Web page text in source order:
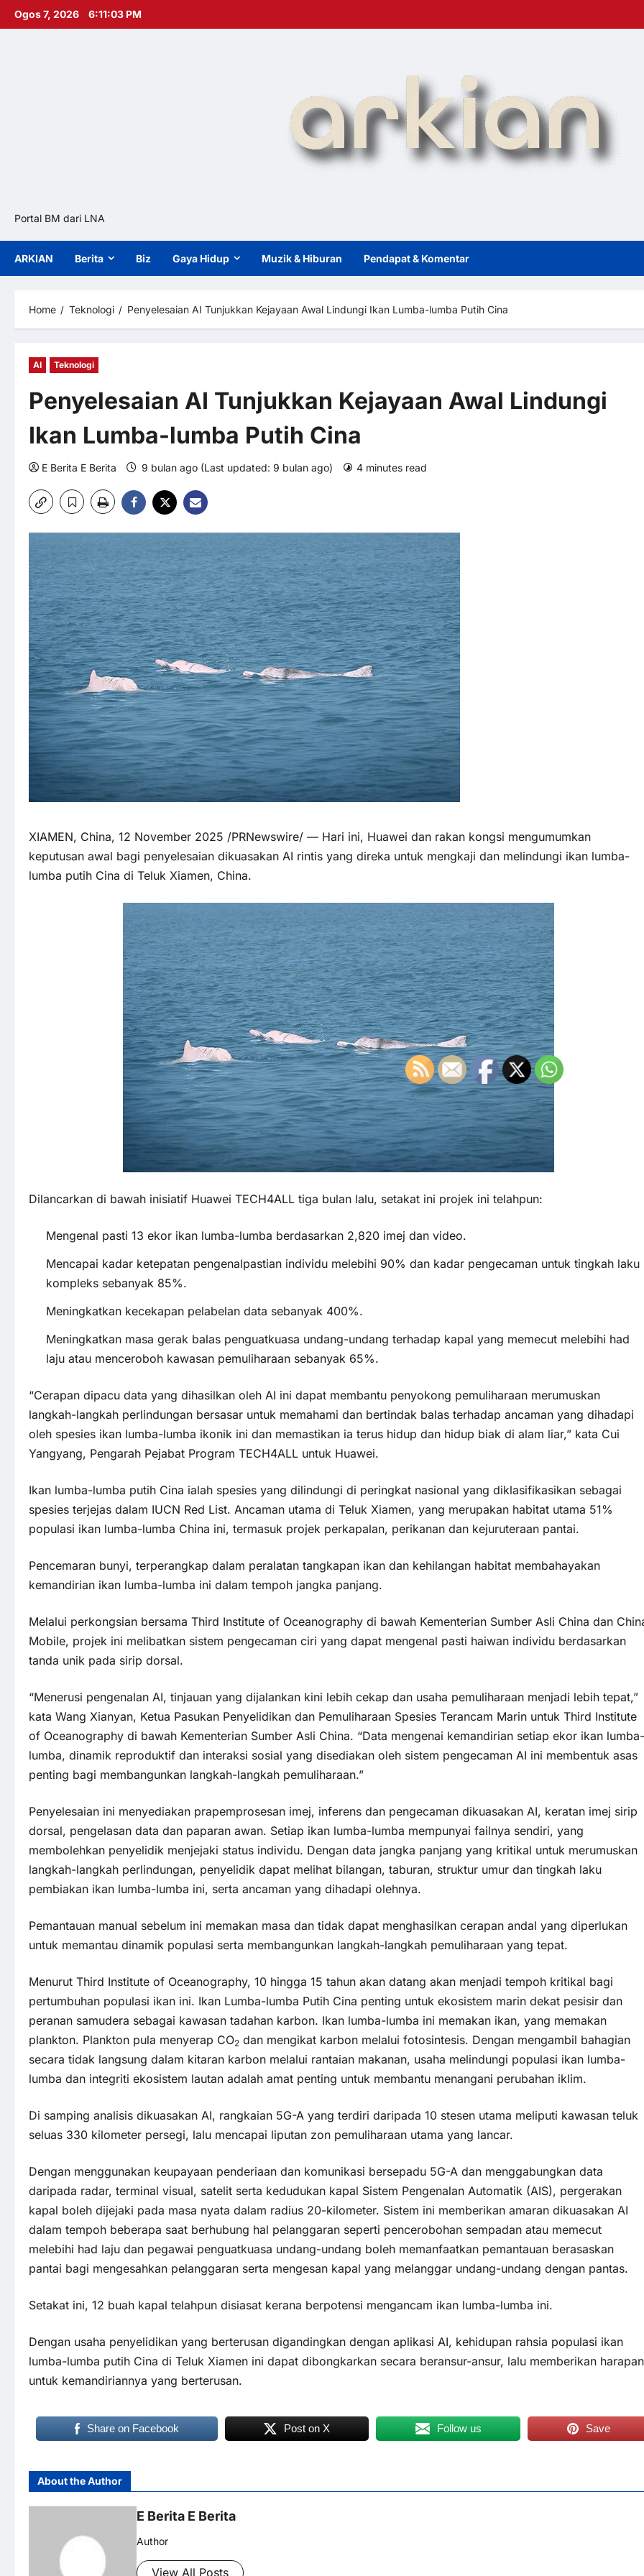
Skip
Ogos 7, 2026 6:11:04 PM
Portal BM dari LNA
ARKIAN Berita Biz Gaya Hidup Muzik & Hiburan Pendapat & Komentar
Home Teknologi Penyelesaian AI Tunjukkan Kejayaan Awal Lindungi Ikan Lumba-lumba Putih Cina
AI Teknologi
Penyelesaian AI Tunjukkan Kejayaan Awal Lindungi
Ikan Lumba-lumba Putih Cina
E Berita E Berita 9 bulan ago (Last updated: 9 bulan ago) 4 minutes read
XIAMEN, China, 12 November 2025 /PRNewswire/ — Hari ini, Huawei dan rakan kongsi mengumumkan
keputusan awal bagi penyelesaian dikuasakan AI rintis yang direka untuk mengkaji dan melindungi ikan lumba-
lumba putih Cina di Teluk Xiamen, China.
Dilancarkan di bawah inisiatif Huawei TECH4ALL tiga bulan lalu, setakat ini projek ini telahpun:
Mengenal pasti 13 ekor ikan lumba-lumba berdasarkan 2,820 imej dan video.
Mencapai kadar ketepatan pengenalpastian individu melebihi 90% dan kadar pengecaman untuk tingkah laku
kompleks sebanyak 85%.
Meningkatkan kecekapan pelabelan data sebanyak 400%.
Meningkatkan masa gerak balas penguatkuasa undang-undang terhadap kapal yang memecut melebihi had
laju atau menceroboh kawasan pemuliharaan sebanyak 65%.
“Cerapan dipacu data yang dihasilkan oleh AI ini dapat membantu penyokong pemuliharaan merumuskan
langkah-langkah perlindungan bersasar untuk memahami dan bertindak balas terhadap ancaman yang dihadapi
oleh spesies ikan lumba-lumba ikonik ini dan memastikan ia terus hidup dan hidup biak di alam liar,” kata Cui
Yangyang, Pengarah Pejabat Program TECH4ALL untuk Huawei.
Ikan lumba-lumba putih Cina ialah spesies yang dilindungi di peringkat nasional yang diklasifikasikan sebagai
spesies terjejas dalam IUCN Red List. Ancaman utama di Teluk Xiamen, yang merupakan habitat utama 51%
populasi ikan lumba-lumba China ini, termasuk projek perkapalan, perikanan dan kejuruteraan pantai.
Pencemaran bunyi, terperangkap dalam peralatan tangkapan ikan dan kehilangan habitat membahayakan
kemandirian ikan lumba-lumba ini dalam tempoh jangka panjang.
Melalui perkongsian bersama Third Institute of Oceanography di bawah Kementerian Sumber Asli China dan
Mobile, projek ini melibatkan sistem pengecaman ciri yang dapat mengenal pasti haiwan individu berdasarkan
tanda unik pada sirip dorsal.
“Menerusi pengenalan AI, tinjauan yang dijalankan kini lebih cekap dan usaha pemuliharaan menjadi lebih tepat,”
kata Wang Xianyan, Ketua Pasukan Penyelidikan dan Pemuliharaan Spesies Terancam Marin untuk Third Institute
of Oceanography di bawah Kementerian Sumber Asli China. “Data mengenai kemandirian setiap ekor ikan lumba-
lumba, dinamik reproduktif dan interaksi sosial yang disediakan oleh sistem pengecaman AI ini membentuk asas
penting bagi membangunkan langkah-langkah pemuliharaan.”
Penyelesaian ini menyediakan prapemprosesan imej, inferens dan pengecaman dikuasakan AI, keratan imej sirip
dorsal, pengelasan data dan paparan awan. Setiap ikan lumba-lumba mempunyai failnya sendiri, yang
membolehkan penyelidik menjejaki status individu. Dengan data jangka panjang yang kritikal untuk merumuskan
langkah-langkah perlindungan, penyelidik dapat melihat bilangan, taburan, struktur umur dan tingkah laku
pembiakan ikan lumba-lumba ini, serta ancaman yang dihadapi olehnya.
Pemantauan manual sebelum ini memakan masa dan tidak dapat menghasilkan cerapan andal yang diperlukan
untuk memantau dinamik populasi serta membangunkan langkah-langkah pemuliharaan yang tepat.
Menurut Third Institute of Oceanography, 10 hingga 15 tahun akan datang akan menjadi tempoh kritikal bagi
pertumbuhan populasi ikan ini. Ikan Lumba-lumba Putih Cina penting untuk ekosistem marin dekat pesisir dan
peranan samudera sebagai kawasan tadahan karbon. Ikan lumba-lumba ini memakan ikan, yang memakan
plankton. Plankton pula menyerap CO2 dan mengikat karbon melalui fotosintesis. Dengan mengambil bahagian
secara tidak langsung dalam kitaran karbon melalui rantaian makanan, usaha melindungi populasi ikan lumba-
lumba dan integriti ekosistem lautan adalah amat penting untuk membantu menangani perubahan iklim.
Di samping analisis dikuasakan AI, rangkaian 5G-A yang terdiri daripada 10 stesen utama meliputi kawasan teluk
seluas 330 kilometer persegi, lalu mencapai liputan zon pemuliharaan utama yang lancar.
Dengan menggunakan keupayaan penderiaan dan komunikasi bersepadu 5G-A dan menggabungkan data
daripada radar, terminal visual, satelit serta kedudukan kapal Sistem Pengenalan Automatik (AIS), pergerakan
kapal boleh dijejaki pada masa nyata dalam radius 20-kilometer. Sistem ini memberikan amaran dikuasakan AI
dalam tempoh beberapa saat berhubung hal pelanggaran seperti pencerobohan sempadan atau memecut
melebihi had laju dan pegawai penguatkuasa undang-undang boleh memanfaatkan pemantauan berasaskan
pantai bagi mengesahkan pelanggaran serta mengesan kapal yang melanggar undang-undang dengan pantas.
Setakat ini, 12 buah kapal telahpun disiasat kerana berpotensi mengancam ikan lumba-lumba ini.
Dengan usaha penyelidikan yang berterusan digandingkan dengan aplikasi AI, kehidupan rahsia populasi ikan
lumba-lumba putih Cina di Teluk Xiamen ini dapat dibongkarkan secara beransur-ansur, lalu memberikan harapan
untuk kemandiriannya yang berterusan.
Share on Facebook Post on X Follow us Save
About the Author
E Berita E Berita
Author
View All Posts